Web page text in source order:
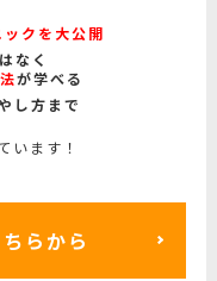
クを大公開
なく
が学べる
し方まで
います！
らから